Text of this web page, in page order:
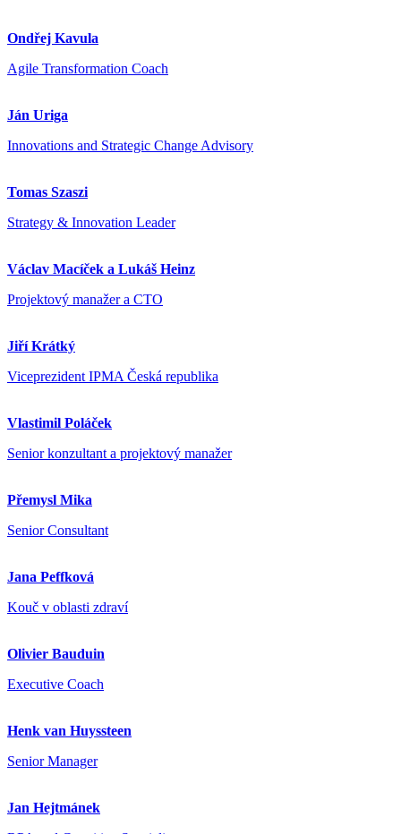
Ondřej Kavula
Agile Transformation Coach
Ján Uriga
Innovations and Strategic Change Advisory
Tomas Szaszi
Strategy & Innovation Leader
Václav Macíček a Lukáš Heinz
Projektový manažer a CTO
Jiří Krátký
Viceprezident IPMA Česká republika
Vlastimil Poláček
Senior konzultant a projektový manažer
Přemysl Mika
Senior Consultant
Jana Peffková
Kouč v oblasti zdraví
Olivier Bauduin
Executive Coach
Henk van Huyssteen
Senior Manager
Jan Hejtmánek